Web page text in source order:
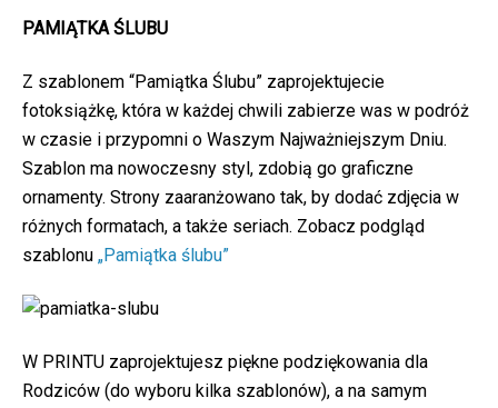
PAMIĄTKA ŚLUBU
Z szablonem “Pamiątka Ślubu” zaprojektujecie
fotoksiążkę, która w każdej chwili zabierze was w podróż
w czasie i przypomni o Waszym Najważniejszym Dniu.
Szablon ma nowoczesny styl, zdobią go graficzne
ornamenty. Strony zaaranżowano tak, by dodać zdjęcia w
różnych formatach, a także seriach. Zobacz podgląd
szablonu „Pamiątka ślubu”
W PRINTU zaprojektujesz piękne podziękowania dla
Rodziców (do wyboru kilka szablonów), a na samym